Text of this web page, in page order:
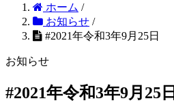
ホーム /
お知らせ /
#2021年令和3年9月25日
お知らせ
#2021年令和3年9月25日